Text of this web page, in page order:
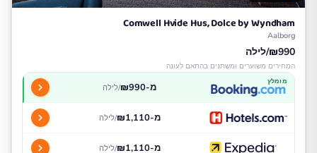
Comwell Hvide Hus, Dolce by Wyndham
Aalborg
₪990/לילה
המחירים משוערים ומשתנים בהתאם לעונה
מומלץ מ-₪990 /לילה
מ-₪1,110 /לילה
מ-₪1,110 /לילה